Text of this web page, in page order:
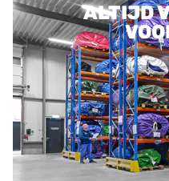
ALTIJD